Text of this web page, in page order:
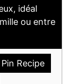
idéal
ou entre
Pin Recipe